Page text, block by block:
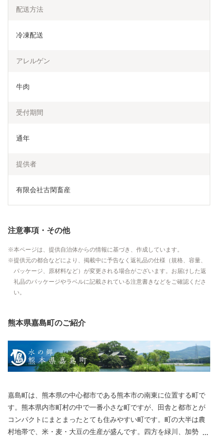
配送方法
冷凍配送
アレルゲン
牛肉
受付期間
通年
提供者
有限会社古閑畜産
注意事項・その他
本ページは、提供自治体からの情報に基づき、作成しています。
提供元の都合などにより、掲載中に予告なく返礼品の仕様（規格、容量、
パッケージ、原材料など）が変更される場合がございます。お届けした返
礼品のパッケージやラベルに記載されている注意書きなどをご確認くださ
い。
熊本県嘉島町のご紹介
嘉島町は、熊本県の中心都市である熊本市の南東に位置する町で
す。熊本県内市町村の中で一番小さな町ですが、田舎と都市とが
コンパクトにまとまったとても住みやすい町です。町の大半は農
村地帯で、米・麦・大豆の生産が盛んです。四方を緑川、加勢